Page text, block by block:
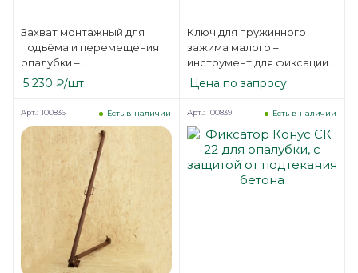
Захват монтажный для
подъёма и перемещения
опалубки –
грузоподъёмность до 500
5 230 ₽/шт
Ключ для пружинного
зажима малого –
инструмент для фиксации
опалубки
Цена по запросу
Есть в наличии
Арт.: 100836 Есть в наличии
Арт.: 100839